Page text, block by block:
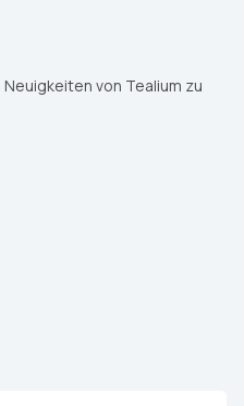
von Tealium zu